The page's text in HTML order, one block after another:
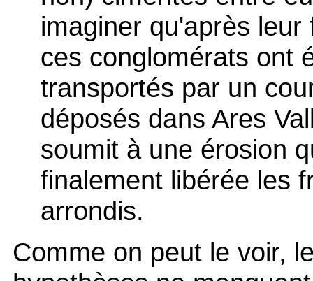
imaginer qu'après leur
ces conglomérats ont
transportés par un
déposés dans Ares
soumit à une érosion
finalement libérée les
arrondis.
Comme on peut le voir,